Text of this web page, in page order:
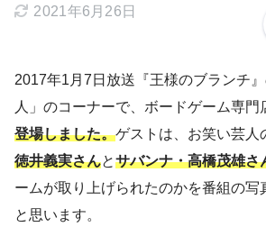
2021年6月26日
2017年1月7日放送『王様のブランチ
人」のコーナーで、ボードゲーム専門
登場しました。ゲストは、お笑い芸人
徳井義実さんとサバンナ・高橋茂雄さ
ームが取り上げられたのかを番組の写
と思います。